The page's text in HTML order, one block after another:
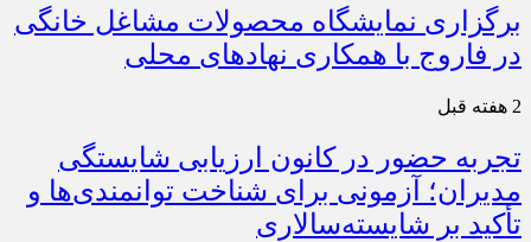
برگزاری نمایشگاه محصولات مشاغل خانگی
در فاروج با همکاری نهادهای محلی
2 هفته قبل
تجربه حضور در کانون ارزیابی شایستگی
مدیران؛ آزمونی برای شناخت توانمندی‌ها و
تأکید بر شایسته‌سالاری